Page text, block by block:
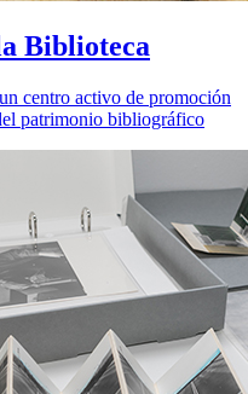
Biblioteca
centro activo de promoción
patrimonio bibliográfico